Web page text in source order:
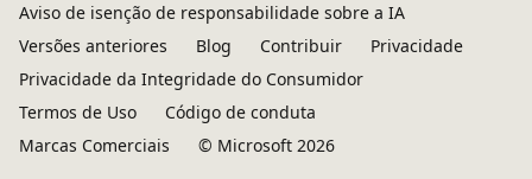
Aviso de isenção de responsabilidade sobre a IA
Versões anteriores
Blog Contribuir
Privacidade
Privacidade da Integridade do Consumidor
Termos de Uso
Código de conduta
Marcas Comerciais
© Microsoft 2026